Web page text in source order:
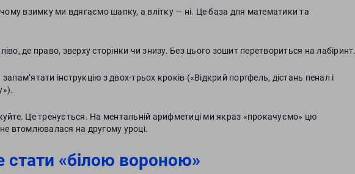
чому взимку ми вдягаємо шапку, а влітку — ні. Це база для математики та
де право, зверху сторінки чи знизу. Без цього зошит перетвориться на лабіринт.
інструкцію з двох-трьох кроків («Відкрий портфель, дістань пенал і
Це тренується. На ментальній арифметиці ми якраз «прокачуємо» цю
втомлювалася на другому уроці.
стати «білою вороною»